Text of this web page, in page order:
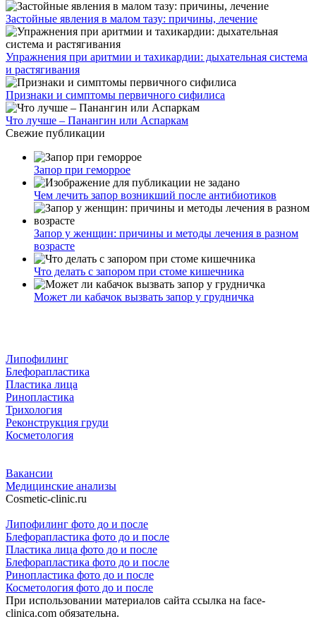
Застойные явления в малом тазу: причины, лечение
Упражнения при аритмии и тахикардии: дыхательная система
и растягивания
Признаки и симптомы первичного сифилиса
Что лучше – Панангин или Аспаркам
Свежие публикации
Запор при геморрое
Чем лечить запор возникший после антибиотиков
Запор у женщин: причины и методы лечения в разном
возрасте
Что делать с запором при стоме кишечника
Может ли кабачок вызвать запор у грудничка
Липофилинг
Блефорапластика
Пластика лица
Ринопластика
Трихология
Реконструкция груди
Косметология
Вакансии
Медицинские анализы
Cosmetic-clinic.ru
Липофилинг фото до и после
Блефорапластика фото до и после
Пластика лица фото до и после
Блефорапластика фото до и после
Ринопластика фото до и после
Косметология фото до и после
При использовании материалов сайта ссылка на face-
clinica.com обязательна.